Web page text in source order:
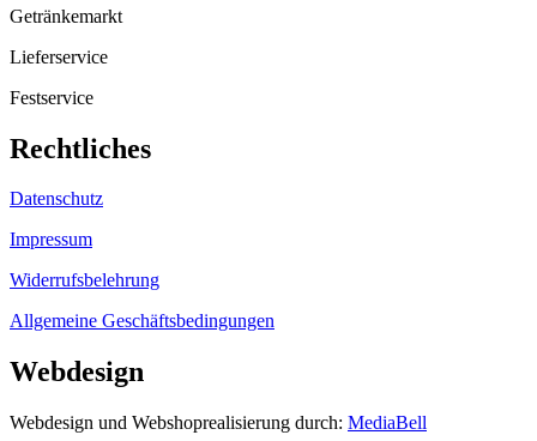
Getränkemarkt
Lieferservice
Festservice
Rechtliches
Datenschutz
Impressum
Widerrufsbelehrung
Allgemeine Geschäftsbedingungen
Webdesign
Webdesign und Webshoprealisierung durch: MediaBell